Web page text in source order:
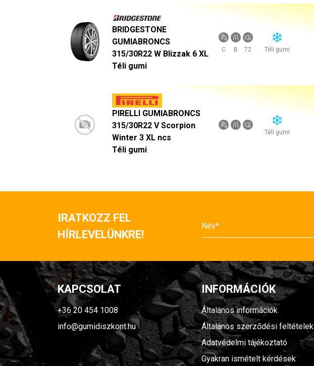
BRIDGESTONE
GUMIABRONCS
315/30R22 W Blizzak 6 XL
Téli gumi
C B 72 Téli gumi
PIRELLI GUMIABRONCS
315/30R22 V Scorpion
Winter 3 XL ncs
Téli gumi
Téli gumi
IRATKOZZ FEL
HÍRLEVELÜNKRE!
KAPCSOLAT
+36 20 454 1008
info@gumidiszkont.hu
INFORMÁCIÓK
Általános információk
Általános szerződési feltételek
Adatvédelmi tájékoztató
Gyakran ismételt kérdések